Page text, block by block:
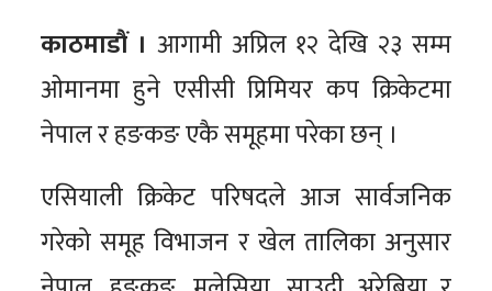
काठमाडौं । आगामी अप्रिल १२ देखि २३ सम्म
ओमानमा हुने एसीसी प्रिमियर कप क्रिकेटमा
नेपाल र हङकङ एकै समूहमा परेका छन् ।
एसियाली क्रिकेट परिषदले आज सार्वजनिक
गरेको समूह विभाजन र खेल तालिका अनुसार